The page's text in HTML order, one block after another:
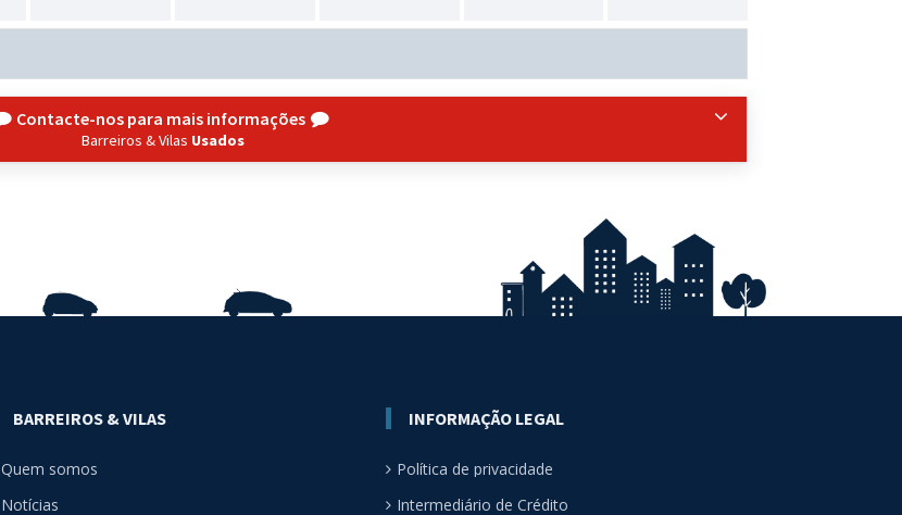
Contacte-nos para mais informações
Barreiros & Vilas Usados
BARREIROS & VILAS
Quem somos
Notícias
INFORMAÇÃO LEGAL
Política de privacidade
Intermediário de Crédito